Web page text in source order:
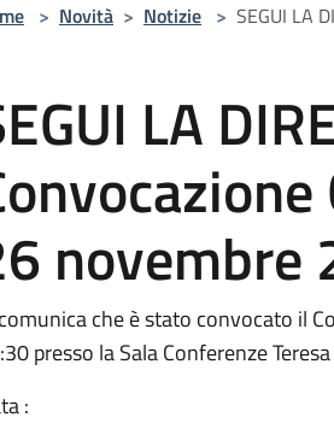
> Novità > Notizie > SEGUI LA
LA
novembre
che è stato convocato il
presso la Sala Conferenze
: